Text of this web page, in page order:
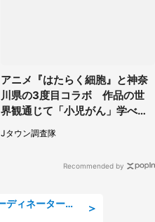
アニメ『はたらく細胞』と神奈
川県の3度目コラボ 作品の世
界観通じて「小児がん」学べる
【8／10～31※平日限定】
Jタウン調査隊
Recommended by
＞
「土日祝休み」治験コーディネーターのお仕事/未経験OK